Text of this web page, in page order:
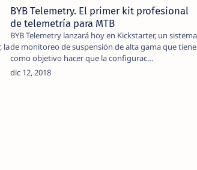
la
BYB Telemetry. El primer kit profesional
de telemetría para MTB
BYB Telemetry lanzará hoy en Kickstarter, un sistema
de monitoreo de suspensión de alta gama que tiene
como objetivo hacer que la configurac…